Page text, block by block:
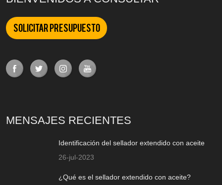
Solicitar presupuesto
MENSAJES RECIENTES
Identificación del sellador extendido con aceite
26-jul-2023
¿Qué es el sellador extendido con aceite?